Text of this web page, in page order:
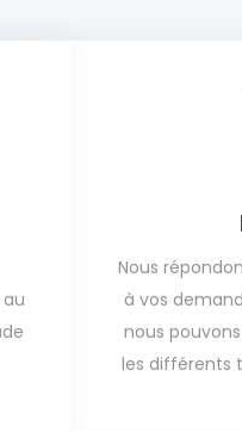
Nous
à vos
nous
les différents